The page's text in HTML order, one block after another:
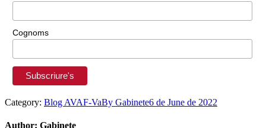
Cognoms
Category: Blog AVAF-VaBy Gabinete6 de June de 2022
Author: Gabinete